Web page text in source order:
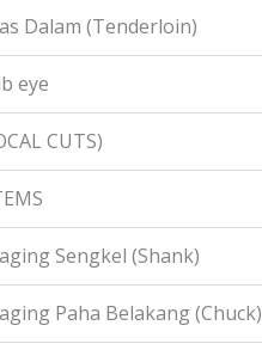
Dalam (Tenderloin)
eye
CUTS)
Sengkel (Shank)
Paha Belakang (Chuck)